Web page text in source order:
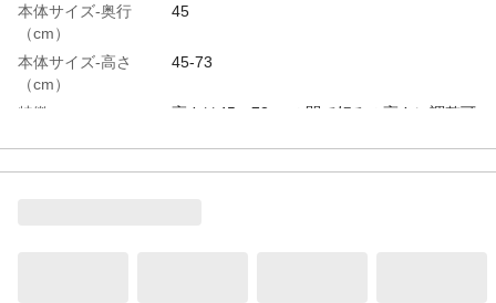
本体サイズ-奥行
（cm）
45
本体サイズ-高さ
（cm）
45-73
特徴
高さは45～73cmの間で好みの高さに調整可